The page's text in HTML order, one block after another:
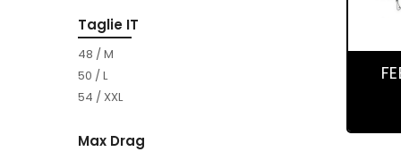
Taglie IT
48 / M
50 / L
54 / XXL
Max Drag